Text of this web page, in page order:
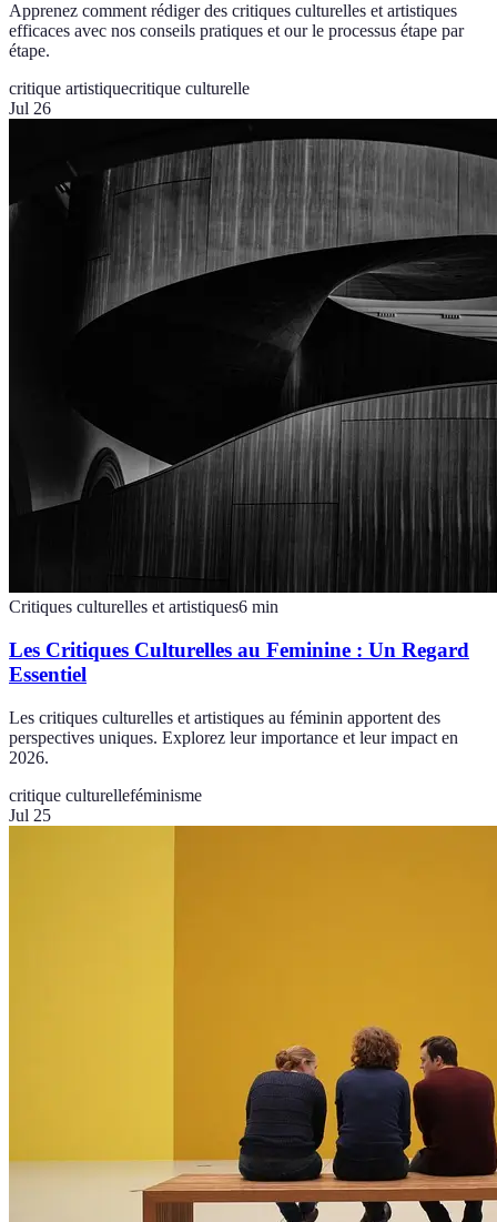
Apprenez comment rédiger des critiques culturelles et artistiques
efficaces avec nos conseils pratiques et our le processus étape par
étape.
critique artistiquecritique culturelle
Jul 26
Critiques culturelles et artistiques6 min
Les Critiques Culturelles au Feminine : Un Regard
Essentiel
Les critiques culturelles et artistiques au féminin apportent des
perspectives uniques. Explorez leur importance et leur impact en
2026.
critique culturelleféminisme
Jul 25